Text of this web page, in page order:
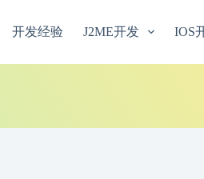
开发经验 J2ME开发 IOS